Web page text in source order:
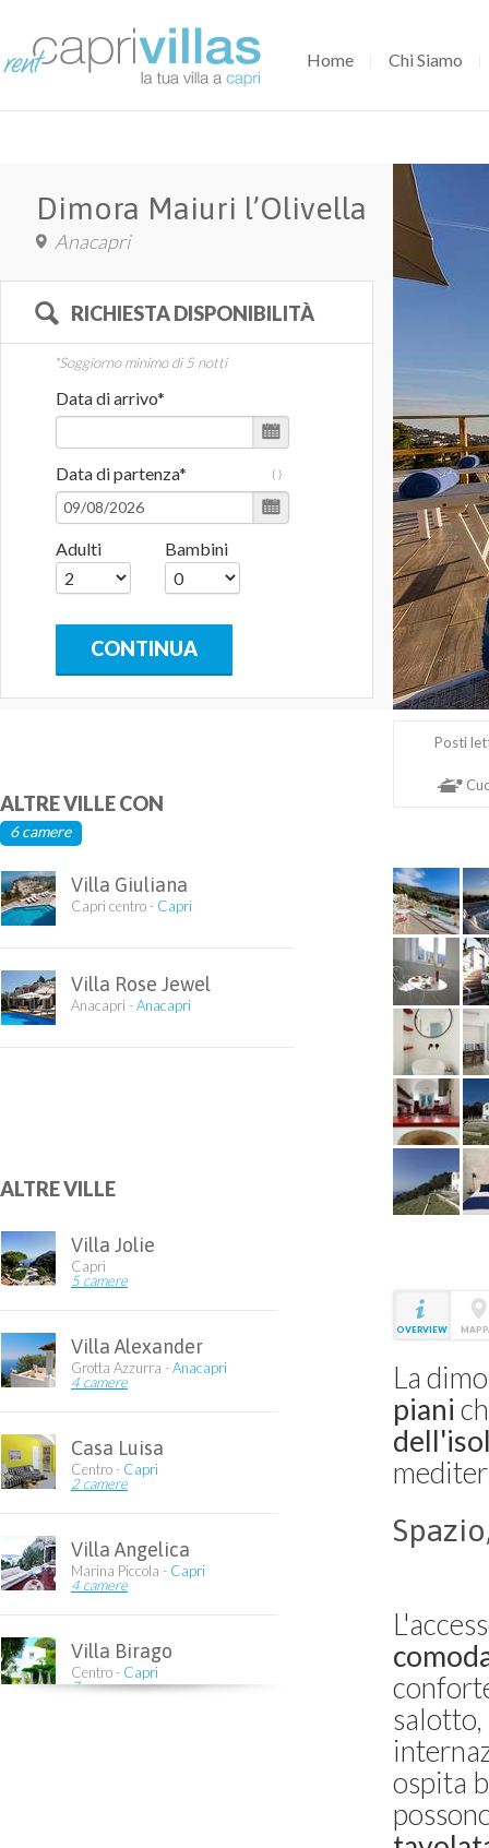
Home Chi Siamo
Dimora Maiuri l’Olivella
Anacapri
RICHIESTA DISPONIBILITÀ
*Soggiorno minimo di 5 notti
Data di arrivo*
Data di partenza* ( )
Adulti Bambini
CONTINUA
ALTRE VILLE CON
6 camere
Villa Giuliana
Capri centro - Capri
Villa Rose Jewel
Anacapri -Anacapri
ALTRE VILLE
Villa Jolie
Capri
5 camere
Villa Alexander
Grotta Azzurra -Anacapri
4 camere
Casa Luisa
Centro - Capri
2 camere
Villa Angelica
Marina Piccola - Capri
4 camere
Villa Birago
Centro - Capri
7 camere
Posti
OVERVIEW
La
piani
salotto,
ospita